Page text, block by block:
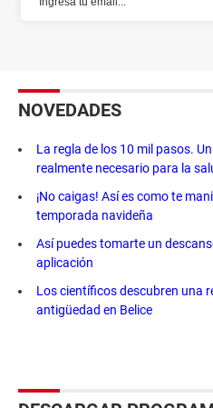
NOVEDADES
La regla de los 10 mil pasos.
realmente necesario para la
¡No caigas! Así es como te
temporada navideña
Así puedes tomarte un
aplicación
Los científicos descubren una
antigüedad en Belice